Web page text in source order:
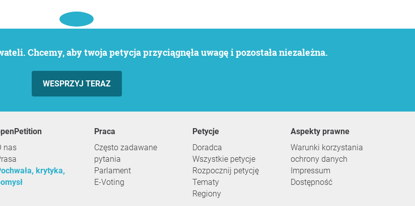
Chcemy, aby twoja petycja przyciągnęła uwagę i pozostała niezależna.
WESPRZYJ TERAZ
openPetition
nas
krytyka,
praca
Często zadawane
pytania
Parlament
E-Voting
Petycje
Doradca
Wszystkie petycje
Rozpocznij petycję
Tematy
Regiony
Aspekty prawne
Warunki korzystania
ochrony danych
Impressum
Dostępność